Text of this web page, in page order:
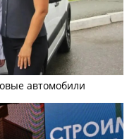
автомобили